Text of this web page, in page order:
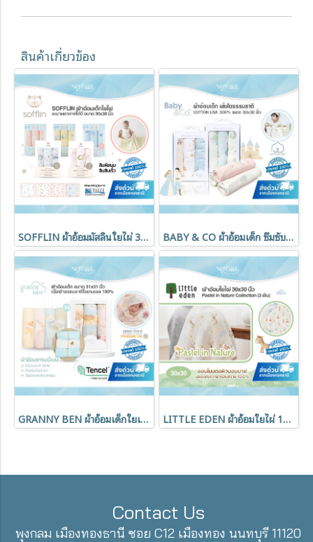
สินค้าเกี่ยวข้อง
SOFFLIN ผ้าอ้อมมัสลินใยไผ่ 30 นิ้ว อ่อนโยน นุ่ม ระบายอากาศดี BABY & CO ผ้าอ้อมเด็ก ซึมซับดีเยี่ยม ขนาด 30x30 นิ้ว
GRANNY BEN ผ้าอ้อมเด็กใยเทนเซล 100% ขนาด 31x31 นิ้ว LITTLE EDEN ผ้าอ้อมใยไผ่ 100% 30x30 นิ้ว Pastel in Nature Collection (3pcs)
Contact Us
พุงกลม เมืองทองธานี ซอย C12 เมืองทอง นนทบุรี 11120